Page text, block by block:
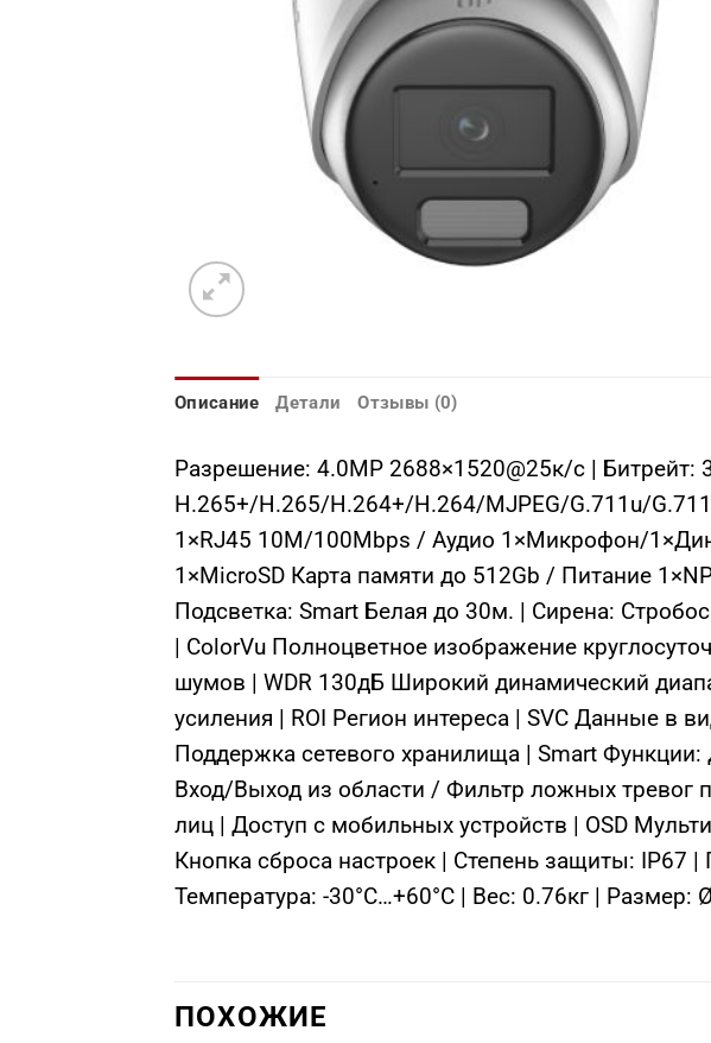
Описание Детали Отзывы (0)
Разрешение: 4.0MP 2688×1520@25к/с |
H.265+/H.265/H.264+/H.264/MJPEG/G.711u/
1×RJ45 10M/100Mbps / Аудио 1×Микрофон/
1×MicroSD Карта памяти до 512Gb / Питание
Подсветка: Smart Белая до 30м. | Сирена:
| ColorVu Полноцветное изображение
шумов | WDR 130дБ Широкий динамический
усиления | ROI Регион интереса | SVC Данные в
Поддержка сетевого хранилища | Smart
Вход/Выход из области / Фильтр ложных тревог
лиц | Доступ с мобильных устройств | OSD
Кнопка сброса настроек | Степень защиты: IP67 |
Температура: -30°C…+60°C | Вес: 0.76кг |
ПОХОЖИЕ